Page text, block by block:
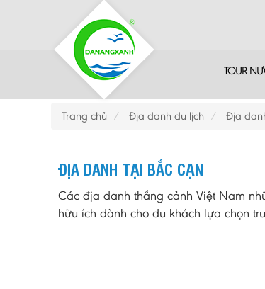
TOUR
Trang chủ Địa danh du lịch Địa
ĐỊA DANH TẠI BẮC CẠN
Các địa danh thắng cảnh Việt Nam
hữu ích dành cho du khách lựa chọn